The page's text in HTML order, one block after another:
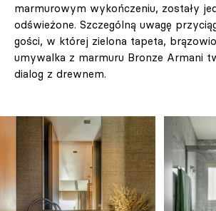
marmurowym wykończeniu, zostały
odświeżone. Szczególną uwagę
gości, w której zielona tapeta,
umywalka z marmuru Bronze Armani
dialog z drewnem.